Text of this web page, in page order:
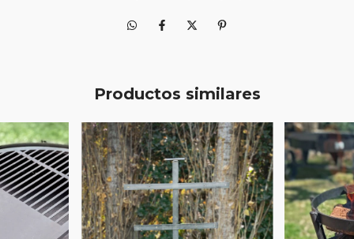
Productos similares